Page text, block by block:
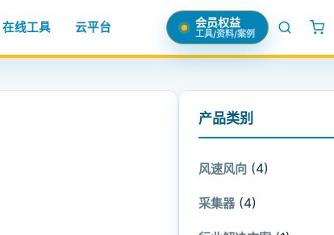
在线工具 云平台 会员权益
工具/资料/案例
产品类别
风速风向 (4)
采集器 (4)